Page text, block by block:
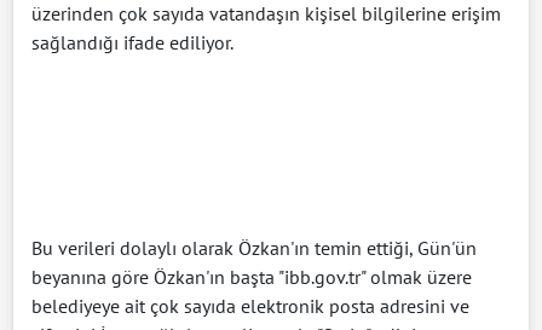
üzerinden çok sayıda vatandaşın kişisel bilgilerine erişim
sağlandığı ifade ediliyor.
Bu verileri dolaylı olarak Özkan'ın temin ettiği, Gün'ün
beyanına göre Özkan'ın başta "ibb.gov.tr" olmak üzere
belediyeye ait çok sayıda elektronik posta adresini ve